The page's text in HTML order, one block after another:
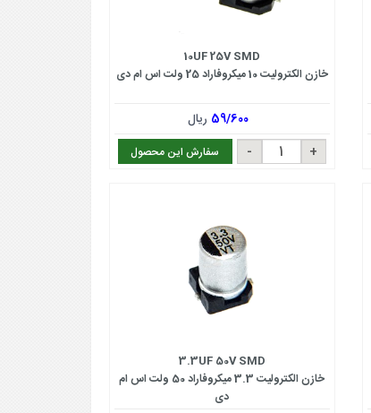
10UF 25V SMD
خازن الکترولیت 10 میکروفاراد 25 ولت اس ام دی
59/600 ریال
سفارش این محصول
3.3UF 50V SMD
خازن الکترولیت 3.3 میکروفاراد 50 ولت اس ام
دی